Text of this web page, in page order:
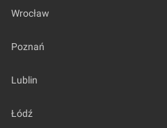
Wrocław
Poznań
Lublin
Łódź